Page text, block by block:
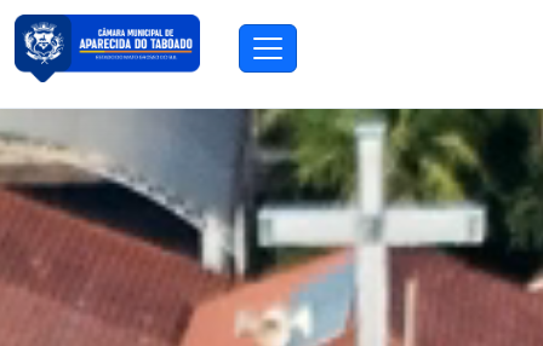
CÂMARA MUNICIPAL
Aparecida do Taboado